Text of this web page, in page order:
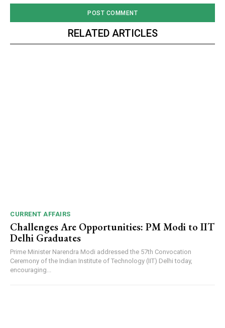
RELATED ARTICLES
CURRENT AFFAIRS
Challenges Are Opportunities: PM Modi to IIT
Delhi Graduates
Prime Minister Narendra Modi addressed the 57th Convocation
Ceremony of the Indian Institute of Technology (IIT) Delhi today,
encouraging...